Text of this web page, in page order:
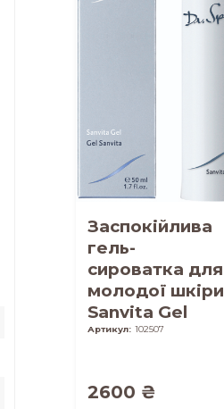
Заспокійлива
гель-
сироватка для
молодої шкіри
Sanvita Gel
Артикул: 102507
2600 ₴